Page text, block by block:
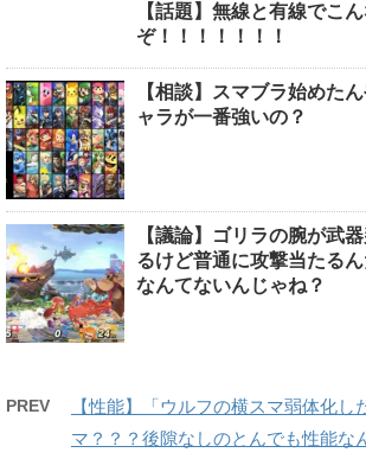
【話題】無線と有線でこ
ぞ！！！！！！！
【相談】スマブラ始めた
ャラが一番強いの？
【議論】ゴリラの腕が武
るけど普通に攻撃当たる
なんてないんじゃね？
PREV
【性能】「ウルフの横スマ弱体化
マ？？？後隙なしのとんでも性能な